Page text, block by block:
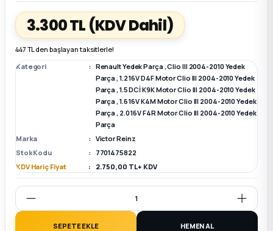
Parça
Parça
Megane E-TECH Yedek Parça
Parça3.300 TL (KDV Dahil)
447 TL den başlayan taksitlerle!
Kategori
Renault Yedek Parça,Clio III 2004-2010 Yedek
Parça,1.2 16V D4F Motor Clio III 2004-2010 Yedek
Parça,1.5 DCİ K9K Motor Clio III 2004-2010 Yedek
Parça,1.6 16V K4M Motor Clio III 2004-2010 Yedek
Parça, 2.0 16V F4R Motor Clio III 2004-2010 Yedek
Parça
Marka
Victor Reinz
Stok Kodu
7701475822
KDV Hariç Fiyat
2.750,00 TL + KDV
SEPETE EKLE HEMEN AL